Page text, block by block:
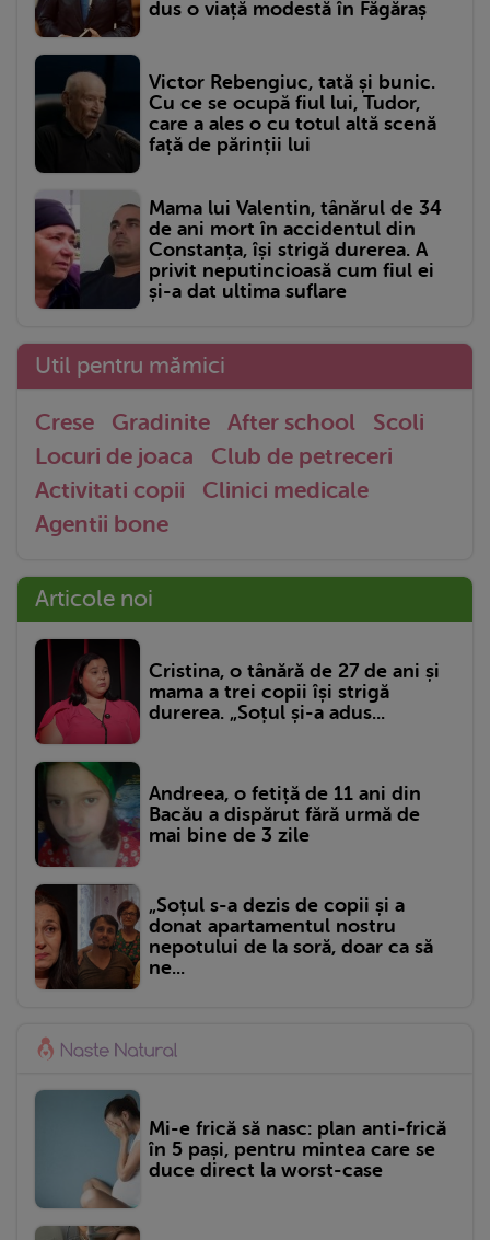
dus o viață modestă în Făgăraș
Victor Rebengiuc, tată și bunic.
Cu ce se ocupă fiul lui, Tudor,
care a ales o cu totul altă scenă
față de părinții lui
Mama lui Valentin, tânărul de 34
de ani mort în accidentul din
Constanța, își strigă durerea. A
privit neputincioasă cum fiul ei
și-a dat ultima suflare
Util pentru mămici
Crese Gradinite After school
Scoli
Locuri de joaca
Club de petreceri
Activitati copii
Clinici medicale
Agentii bone
Articole noi
Cristina, o tânără de 27 de ani și
mama a trei copii își strigă
durerea. „Soțul și-a adus...
Andreea, o fetiță de 11 ani din
Bacău a dispărut fără urmă de
mai bine de 3 zile
„Soțul s-a dezis de copii și a
donat apartamentul nostru
nepotului de la soră, doar ca să
ne...
Mi-e frică să nasc: plan anti-frică
în 5 pași, pentru mintea care se
duce direct la worst-case